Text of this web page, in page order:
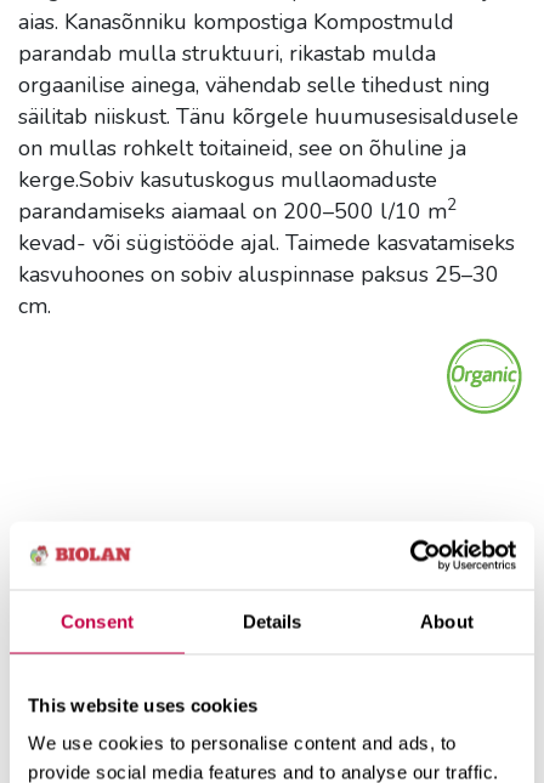
Consent Details About
This website uses cookies
We use cookies to personalise content and ads, to
provide social media features and to analyse our traffic.
aias. Kanasõnniku kompostiga Kompostmuld
parandab mulla struktuuri, rikastab mulda
orgaanilise ainega, vähendab selle tihedust ning
säilitab niiskust. Tänu kõrgele huumusesisaldusele
on mullas rohkelt toitaineid, see on õhuline ja
kerge.Sobiv kasutuskogus mullaomaduste
parandamiseks aiamaal on 200–500 l/10 m2
kevad- või sügistööde ajal. Taimede kasvatamiseks
kasvuhoones on sobiv aluspinnase paksus 25–30
cm.
kasvuhoones.
lillekastides, pottides, amplites ja
rõdukastides.